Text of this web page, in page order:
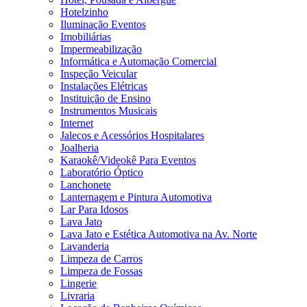
Hotelzinho
Iluminação Eventos
Imobiliárias
Impermeabilização
Informática e Automação Comercial
Inspeção Veicular
Instalações Elétricas
Instituição de Ensino
Instrumentos Musicais
Internet
Jalecos e Acessórios Hospitalares
Joalheria
Karaokê/Videokê Para Eventos
Laboratório Óptico
Lanchonete
Lanternagem e Pintura Automotiva
Lar Para Idosos
Lava Jato
Lava Jato e Estética Automotiva na Av. Norte
Lavanderia
Limpeza de Carros
Limpeza de Fossas
Lingerie
Livraria